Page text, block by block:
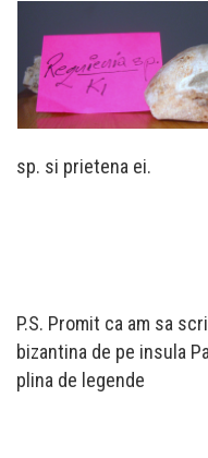
sp. si prietena ei.
P.S. Promit ca am sa
bizantina de pe insula
plina de legende